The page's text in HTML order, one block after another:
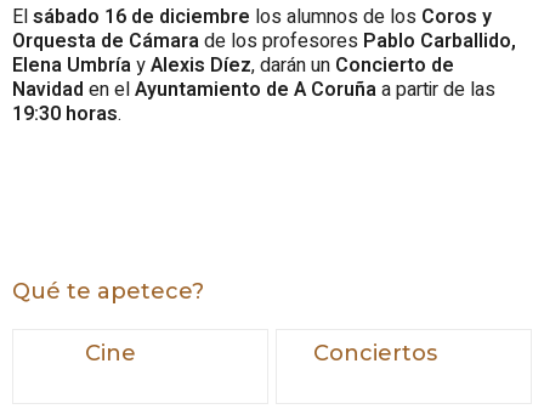
Elsábado 16 de diciembre los alumnos de los Coros y
Orquesta de Cámarade los profesores Pablo Carballido,
Elena UmbríayAlexis Díez, darán un Concierto de
Navidad en elAyuntamiento de A Coruñaa partir de las
19:30 horas.
Qué te apetece?
Cine Conciertos